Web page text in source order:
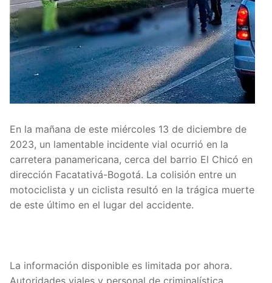
En la mañana de este miércoles 13 de diciembre de
2023, un lamentable incidente vial ocurrió en la
carretera panamericana, cerca del barrio El Chicó en
dirección Facatativá-Bogotá. La colisión entre un
motociclista y un ciclista resultó en la trágica muerte
de este último en el lugar del accidente.
La información disponible es limitada por ahora.
Autoridades viales y personal de criminalística